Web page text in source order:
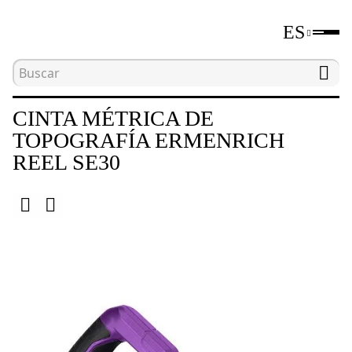
ES
Inicio Herramientas de medición de
CINTA MÉTRICA DE
TOPOGRAFÍA ERMENRICH
REEL SE30